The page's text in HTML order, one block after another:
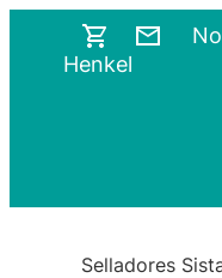
Henkel
Selladores